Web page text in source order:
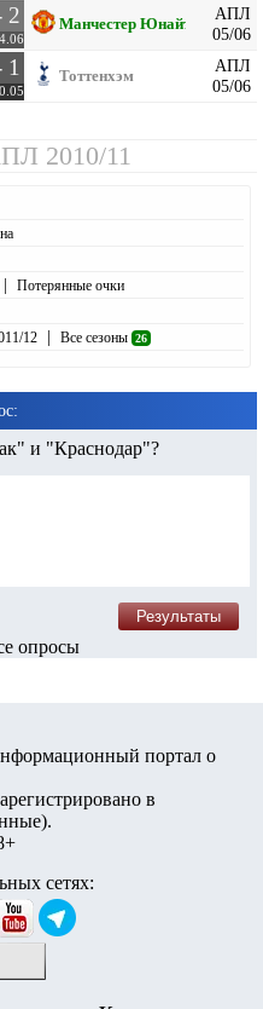
2 Манчестер Юнайтед
АПЛ
05/06
1 Тоттенхэм
АПЛ
05/06
2010/11
| Потерянные очки
12 | Все сезоны 26
и "Краснодар"?
опросы
портал о
в
).
сетях: